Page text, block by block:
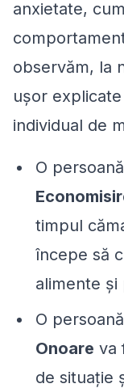
anxietate,
observăm, la
ușor
individual de
O
timpul
începe să
alimente și
O
Onoare va
de situație